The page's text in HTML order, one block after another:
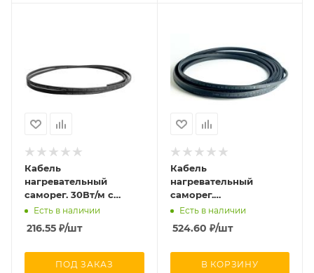
Кабель
нагревательный
саморег. 30Вт/м с
экраном термопласт
UV (250м) TOKOV
ELECTRIC TKE-SRM-30-
Есть в наличии
216.55 ₽/шт
ПОД ЗАКАЗ
Кабель
нагревательный
саморег.
строительного
применения (трубы)
20Вт/м 16AWG
SXLL20-2CR
Есть в наличии
524.60 ₽/шт
В КОРЗИНУ